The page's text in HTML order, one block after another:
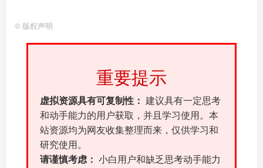
© 版权声明
重要提示
虚拟资源具有可复制性： 建议具有一定思考
和动手能力的用户获取，并且学习使用。本
站资源均为网友收集整理而来，仅供学习和
研究使用。
请谨慎考虑： 小白用户和缺乏思考动手能力